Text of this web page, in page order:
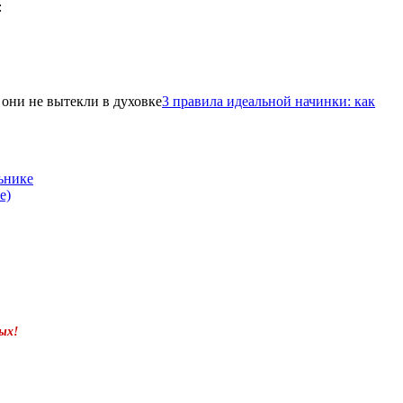
3 правила идеальной начинки: как